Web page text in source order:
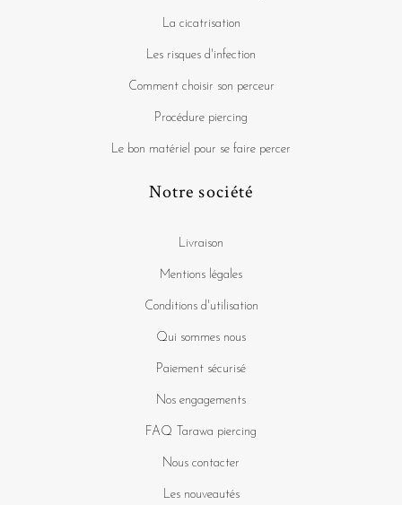
La cicatrisation
Les risques d'infection
Comment choisir son perceur
Procédure piercing
Le bon matériel pour se faire percer
Notre société
Livraison
Mentions légales
Conditions d'utilisation
Qui sommes nous
Paiement sécurisé
Nos engagements
FAQ Tarawa piercing
Nous contacter
Les nouveautés